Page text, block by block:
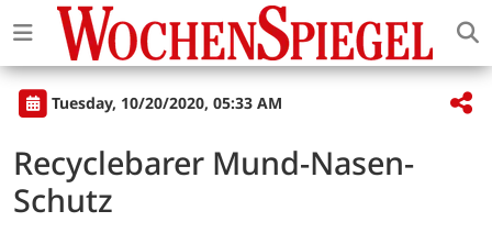
Tuesday, 10/20/2020, 05:33 AM
Recyclebarer Mund-Nasen-
Schutz